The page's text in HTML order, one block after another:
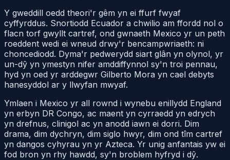
Y gweddill oedd theori'r gêm yn ei ffurf fwyaf
cyffyrddus. Snortiodd Ecuador a chwilio am ffordd nol o
flacn torf gwyllt cartref, ond gwnaeth Mexico yr un peth
roeddent wedi ei wneud drwy'r bencampwriaeth: ni
choncediodd. Dyma'r pedwerydd siart glân yn olynol, yr
un-dŷ yn ymestyn nifer amddiffynnol sy'n troi pennau,
hyd yn oed yr arddegwr Gilberto Mora yn cael debyts
hanesyddol ar y llwyfan mwyaf.
Ymlaen i Mexico yr all rownd i wynebu enillydd England
yn erbyn DR Congo, ac maent yn cyrraedd yn edrych
yn drefnus, clinigol ac yn anodd iawn ei dorri. Dim
drama, dim dychryn, dim siglo hwyr, dim ond tîm cartref
yn dangos cyhyrau yn yr Azteca. Yr unig anfantais yw ei
fod bron yn rhy hawdd, sy'n broblem hyfryd i dŷ.